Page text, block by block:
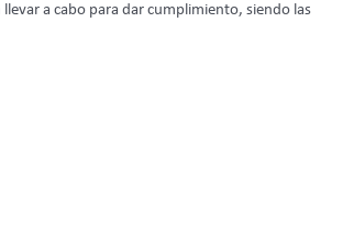
a cabo para dar cumplimiento, siendo las